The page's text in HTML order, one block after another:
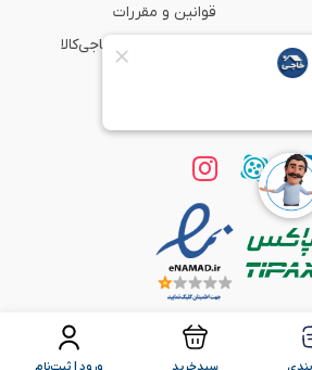
سبدخرید ورود | ثبت‌نام
قوانین و مقررات
راهنمای خرید از خاجی‌کالا
خاجی‌ کالا
فقط برای مقاصد غیر تجاری و با ذکر
منبع بلامانع است.